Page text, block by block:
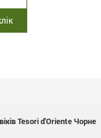
Tesori d'Oriente Чорне